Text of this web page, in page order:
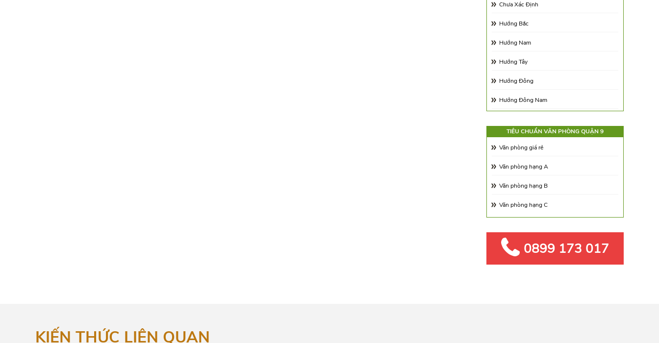
Chưa Xác Định
Hướng Bắc
Hướng Nam
Hướng Tây
Hướng Đông
Hướng Đông Nam
Hướng Tây Bắc
TIÊU CHUẨN VĂN PHÒNG QUẬN 9
Văn phòng giá rẻ
Văn phòng hạng A
Văn phòng hạng B
Văn phòng hạng C
0899 173 017
KIẾN THỨC LIÊN QUAN